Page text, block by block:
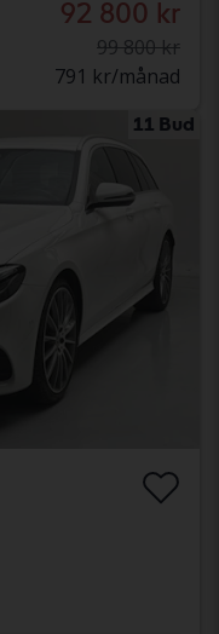
92 800 kr
99 800 kr
791 kr/månad
11 Bud